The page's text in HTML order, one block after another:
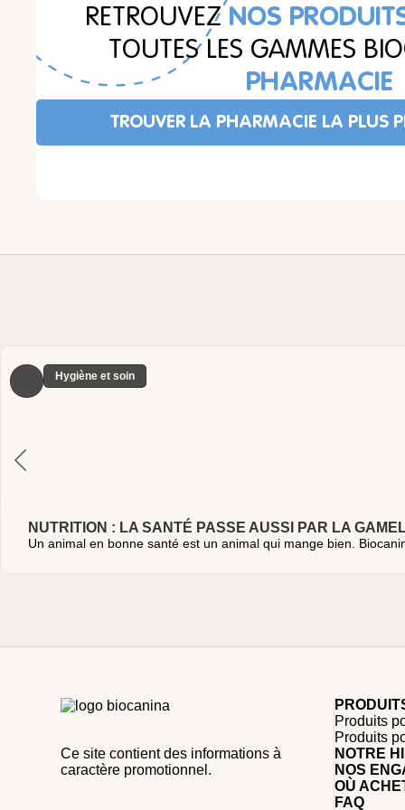
RETROUVEZ NOS
TOUTES LES GAMMES
PHARMACIE
TROUVER LA PHARMACIE LA PLUS
Hygiène et soin
NUTRITION : LA SANTÉ PASSE AUSSI PAR LA
Un animal en bonne santé est un animal qui mange bien.
Ce site contient des informations à
caractère promotionnel.
Produits
Produits
NOTRE
NOS
OÙ
FAQ